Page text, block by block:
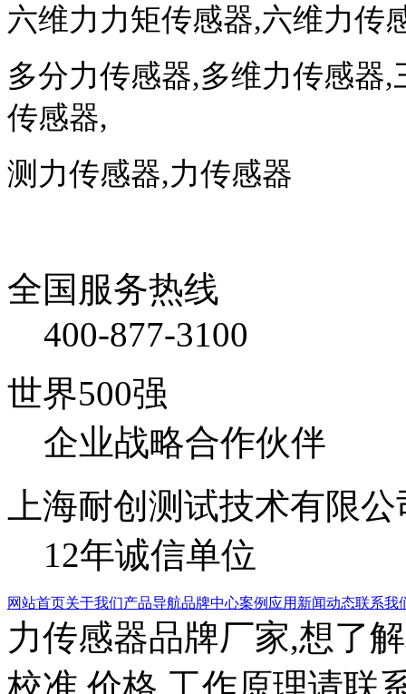
六维力力矩传感器,六维力传
多分力传感器,多维力传感器
传感器,
测力传感器,力传感器
全国服务热线
400-877-3100
世界500强
企业战略合作伙伴
上海耐创测试技术有限公
12年诚信单位
网站首页关于我们产品导航品牌中心案例应用 新闻动态联系我
力传感器品牌厂家,想了